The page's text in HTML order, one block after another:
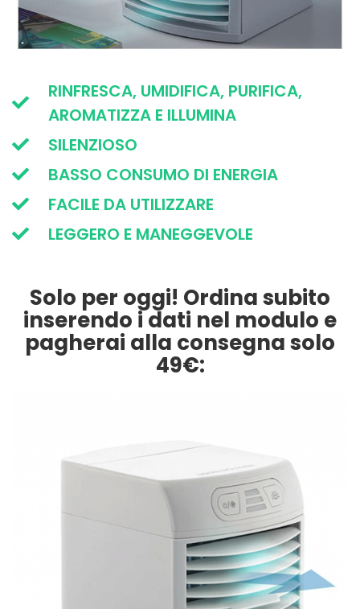
RINFRESCA, UMIDIFICA, PURIFICA,
AROMATIZZA E ILLUMINA
SILENZIOSO
BASSO CONSUMO DI ENERGIA
FACILE DA UTILIZZARE
LEGGERO E MANEGGEVOLE
Solo per oggi! Ordina subito
inserendo i dati nel modulo e
pagherai alla consegna solo
49€: